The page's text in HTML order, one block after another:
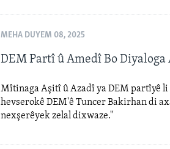
MEHA DUYEM 08, 2025
DEM Partî û Amedî Bo Diyaloga
Mîtinaga Aşitî û Azadî ya DEM partîyê
hevserokê DEM'ê Tuncer Bakirhan di
nexşerêyek zelal dixwaze.''